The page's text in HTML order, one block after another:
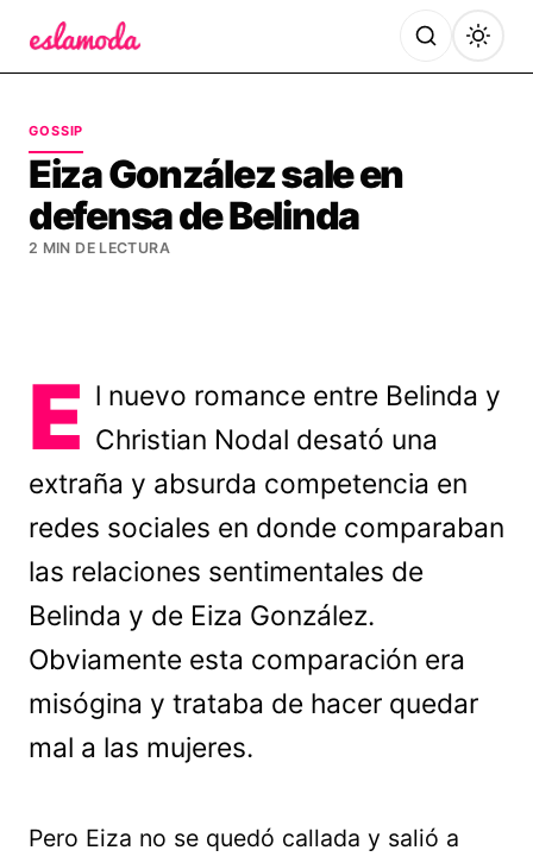
GOSSIP
Eiza González sale en
defensa de Belinda
2 MIN DE LECTURA
E l nuevo romance entre Belinda y
Christian Nodal desató una
extraña y absurda competencia en
redes sociales en donde comparaban
las relaciones sentimentales de
Belinda y de Eiza González.
Obviamente esta comparación era
misógina y trataba de hacer quedar
mal a las mujeres.
Pero Eiza no se quedó callada y salió a